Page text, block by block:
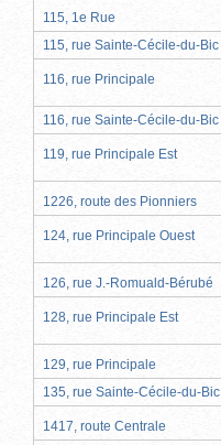
115, 1e Rue
115, rue Sainte-Cécile-du-Bic
116, rue Principale
116, rue Sainte-Cécile-du-Bic
119, rue Principale Est
1226, route des Pionniers
124, rue Principale Ouest
126, rue J.-Romuald-Bérubé
128, rue Principale Est
129, rue Principale
135, rue Sainte-Cécile-du-Bic
1417, route Centrale